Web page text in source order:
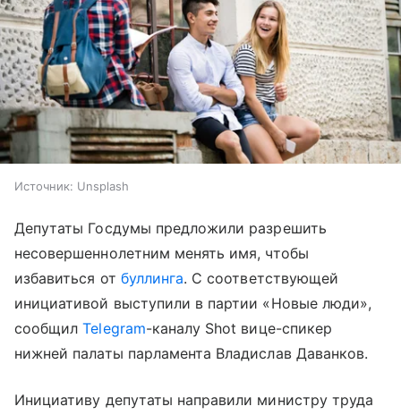
Источник: Unsplash
Депутаты Госдумы предложили разрешить
несовершеннолетним менять имя, чтобы
избавиться от буллинга. С соответствующей
инициативой выступили в партии «Новые люди»,
сообщилTelegram-каналу Shot вице-спикер
нижней палаты парламента Владислав Даванков.
Инициативу депутаты направили министру труда